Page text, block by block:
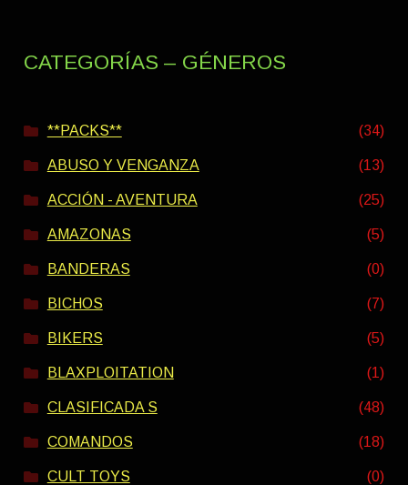
CATEGORÍAS – GÉNEROS
**PACKS** (34)
ABUSO Y VENGANZA (13)
ACCIÓN - AVENTURA (25)
AMAZONAS (5)
BANDERAS (0)
BICHOS (7)
BIKERS (5)
BLAXPLOITATION (1)
CLASIFICADA S (48)
COMANDOS (18)
CULT TOYS (0)